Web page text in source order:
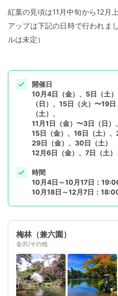
紅葉の見頃は11月中旬から12月
アップは下記の日時で行われま
ルは未定）
開催日
10月4日（金）、5日（土
（日）、15日（火）〜19
（土）、
11月1日（金）〜3日（日）
15日（金）、16日（土）
29日（金）、30日（土）
12月6日（金）、7日（土）
時間
10月4日～10月17日：
10月18日～12月7日：
梅林（兼六園）
金沢/その他